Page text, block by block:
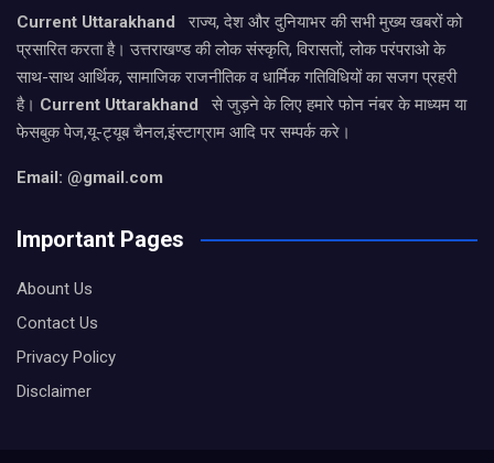
Current Uttarakhand
राज्य, देश और दुनियाभर की सभी मुख्य खबरों को
प्रसारित करता है। उत्तराखण्ड की लोक संस्कृति, विरासतों, लोक परंपराओ के
साथ-साथ आर्थिक, सामाजिक राजनीतिक व धार्मिक गतिविधियों का सजग प्रहरी
है। Current Uttarakhand
से जुड़ने के लिए हमारे फोन नंबर के माध्यम या
फेसबुक पेज,यू-ट्यूब चैनल,इंस्टाग्राम आदि पर सम्पर्क करे।
Email: @gmail.com
Important Pages
Abount Us
Contact Us
Privacy Policy
Disclaimer